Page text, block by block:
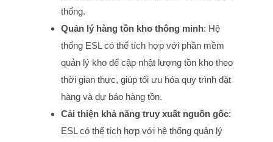
thống.
Quản lý hàng tồn kho thông minh: Hệ
thống ESL có thể tích hợp với phần mềm
quản lý kho để cập nhật lượng tồn kho theo
thời gian thực, giúp tối ưu hóa quy trình đặt
hàng và dự báo hàng tồn.
Cải thiện khả năng truy xuất nguồn gốc:
ESL có thể tích hợp với hệ thống quản lý